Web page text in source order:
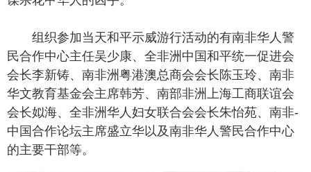
组织参加当天和平示威游行活动的有南非华人警
民合作中心主任吴少康、全非洲中国和平统一促进会
会长李新铸、南非洲粤港澳总商会会长陈玉玲、南非
华文教育基金会主席韩芳、南部非洲上海工商联谊会
会长姒海、全非洲华人妇女联合会会长朱怡苑、南非-
中国合作论坛主席盛立华以及南非华人警民合作中心
的主要干部等。